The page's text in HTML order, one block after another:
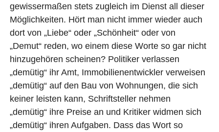
gewissermaßen stets zugleich im Dienst all dieser
Möglichkeiten. Hört man nicht immer wieder auch
dort von „Liebe“ oder „Schönheit“ oder von
„Demut“ reden, wo einem diese Worte so gar nicht
hinzugehören scheinen? Politiker verlassen
„demütig“ ihr Amt, Immobilienentwickler verweisen
„demütig“ auf den Bau von Wohnungen, die sich
keiner leisten kann, Schriftsteller nehmen
„demütig“ ihre Preise an und Kritiker widmen sich
„demütig“ ihren Aufgaben. Dass das Wort so